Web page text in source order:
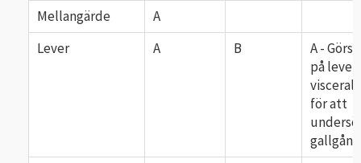
Mellangärde
A
Lever
A B
A - Görs
på
för att